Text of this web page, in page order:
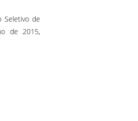
Seletivo de
de 2015,